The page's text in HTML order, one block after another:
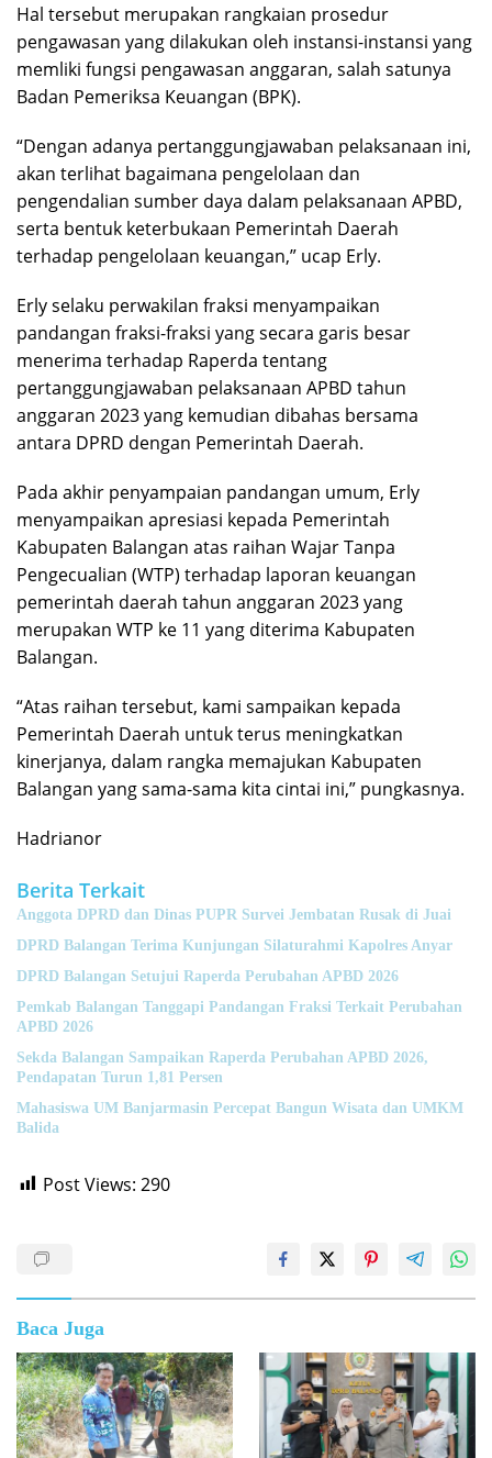
Hal tersebut merupakan rangkaian prosedur
pengawasan yang dilakukan oleh instansi-instansi yang
memliki fungsi pengawasan anggaran, salah satunya
Badan Pemeriksa Keuangan (BPK).
“Dengan adanya pertanggungjawaban pelaksanaan ini,
akan terlihat bagaimana pengelolaan dan
pengendalian sumber daya dalam pelaksanaan APBD,
serta bentuk keterbukaan Pemerintah Daerah
terhadap pengelolaan keuangan,” ucap Erly.
Erly selaku perwakilan fraksi menyampaikan
pandangan fraksi-fraksi yang secara garis besar
menerima terhadap Raperda tentang
pertanggungjawaban pelaksanaan APBD tahun
anggaran 2023 yang kemudian dibahas bersama
antara DPRD dengan Pemerintah Daerah.
Pada akhir penyampaian pandangan umum, Erly
menyampaikan apresiasi kepada Pemerintah
Kabupaten Balangan atas raihan Wajar Tanpa
Pengecualian (WTP) terhadap laporan keuangan
pemerintah daerah tahun anggaran 2023 yang
merupakan WTP ke 11 yang diterima Kabupaten
Balangan.
“Atas raihan tersebut, kami sampaikan kepada
Pemerintah Daerah untuk terus meningkatkan
kinerjanya, dalam rangka memajukan Kabupaten
Balangan yang sama-sama kita cintai ini,” pungkasnya.
Hadrianor
Berita Terkait
Anggota DPRD dan Dinas PUPR Survei Jembatan Rusak di Juai
DPRD Balangan Terima Kunjungan Silaturahmi Kapolres Anyar
DPRD Balangan Setujui Raperda Perubahan APBD 2026
Pemkab Balangan Tanggapi Pandangan Fraksi Terkait Perubahan
APBD 2026
Sekda Balangan Sampaikan Raperda Perubahan APBD 2026,
Pendapatan Turun 1,81 Persen
Mahasiswa UM Banjarmasin Percepat Bangun Wisata dan UMKM
Balida
Post Views: 290
Baca Juga